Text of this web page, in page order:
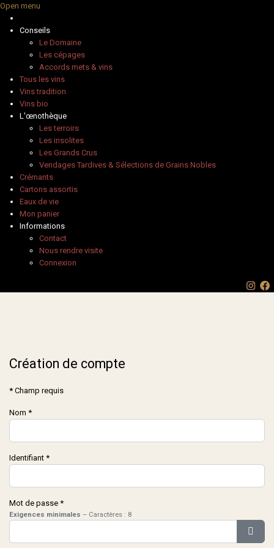
Open menu
Conseils
Le Domaine
Les cépages
Accords mets & vins
Tous les vins
Vins tradition
Vins bio
L'œnothèque
Les terroirs
Les insolites
Les Grands Crus
Vendages Tardives & Sélections de Grains Nobles
Crémants
Cartons assortis
Eaux de vie
Mon panier
Informations
Contact
Nous rendre visite
Connexion
Création de compte
* Champ requis
Nom *
Identifiant *
Mot de passe *
Exigences minimales – Caractères : 8